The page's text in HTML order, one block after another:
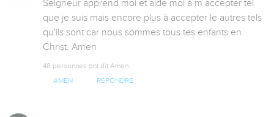
Seigneur apprend moi et aide moi à m accepter tel
que je suis mais encore plus à accepter le autres tels
qu'ils sont car nous sommes tous tes enfants en
Christ. Amen
48 personnes ont dit Amen
AMEN RÉPONDRE